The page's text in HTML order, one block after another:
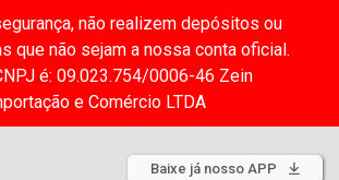
não realizem depósitos ou
que não sejam a nossa conta oficial.
é: 09.023.754/0006-46 Zein
e Comércio LTDA
Baixe já nosso APP